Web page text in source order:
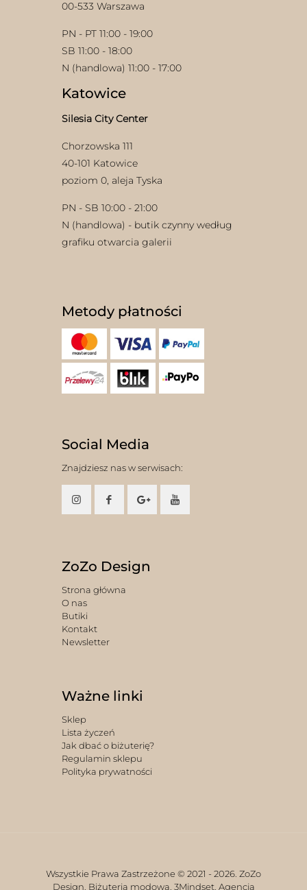
00-533 Warszawa
PN - PT 11:00 - 19:00
SB 11:00 - 18:00
N (handlowa) 11:00 - 17:00
Katowice
Silesia City Center
Chorzowska 111
40-101 Katowice
poziom 0, aleja Tyska
PN - SB 10:00 - 21:00
N (handlowa) - butik czynny według
grafiku otwarcia galerii
Metody płatności
Social Media
Znajdziesz nas w serwisach:
ZoZo Design
Strona główna
O nas
Butiki
Kontakt
Newsletter
Ważne linki
Sklep
Lista życzeń
Jak dbać o biżuterię?
Regulamin sklepu
Polityka prywatności
Wszystkie Prawa Zastrzeżone © 2021 - 2026. ZoZo
Design. Biżuteria modowa. 3Mindset. Agencja